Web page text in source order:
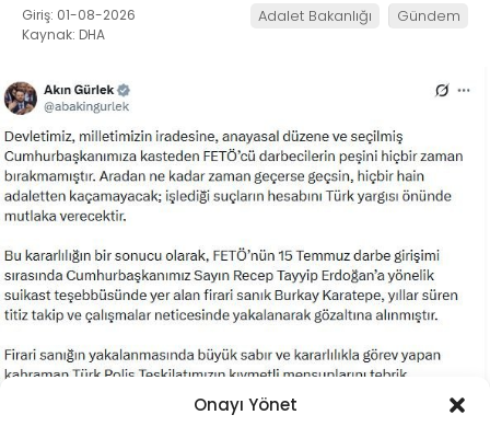
Onayı Yönet
Giriş: 01-08-2026
Kaynak: DHA
Adalet Bakanlığı Gündem